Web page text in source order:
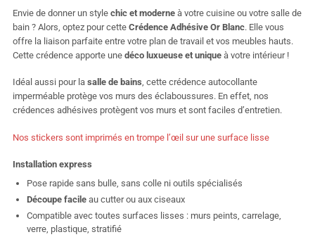
Envie de donner un style chic et moderne à votre cuisine ou votre salle de
bain ? Alors, optez pour cette Crédence Adhésive Or Blanc. Elle vous
offre la liaison parfaite entre votre plan de travail et vos meubles hauts.
Cette crédence apporte une déco luxueuse et unique à votre intérieur !
Idéal aussi pour la salle de bains, cette crédence autocollante
imperméable protège vos murs des éclaboussures. En effet, nos
crédences adhésives protègent vos murs et sont faciles d’entretien.
Nos stickers sont imprimés en trompe l’œil sur une surface lisse
Installation express
Pose rapide sans bulle, sans colle ni outils spécialisés
Découpe facile au cutter ou aux ciseaux
Compatible avec toutes surfaces lisses : murs peints, carrelage,
verre, plastique, stratifié